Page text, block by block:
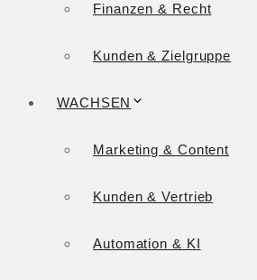
Finanzen & Recht
Kunden & Zielgruppe
WACHSEN
Marketing & Content
Kunden & Vertrieb
Automation & KI